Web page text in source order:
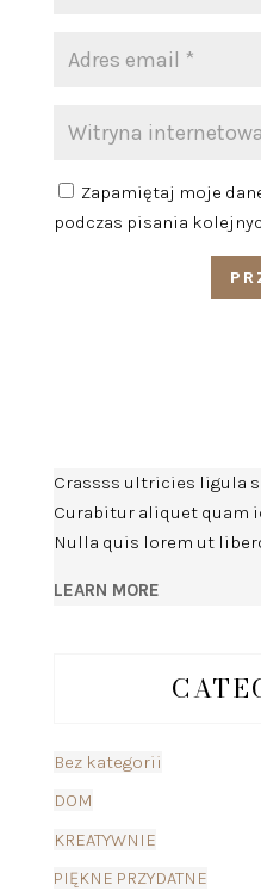
Zapamiętaj moje
podczas pisania
Crassss ultricies ligula
Curabitur aliquet quam
Nulla quis lorem ut
LEARN MORE
Bez kategorii
DOM
KREATYWNIE
PIĘKNE PRZYDATNE